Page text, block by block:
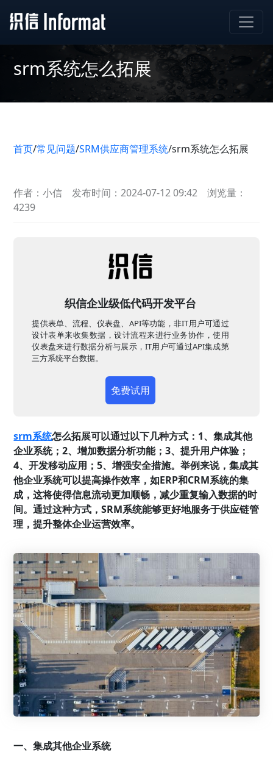
srm系统怎么拓展
首页/常见问题/SRM供应商管理系统/srm系统怎么拓展
作者：小信 发布时间：2024-07-12 09:42
浏览量：
4239
织信企业级低代码开发平台
提供表单、流程、仪表盘、API等功能，非IT用户可通过
设计表单来收集数据，设计流程来进行业务协作，使用
仪表盘来进行数据分析与展示，IT用户可通过API集成第
三方系统平台数据。
免费试用
srm系统怎么拓展可以通过以下几种方式：1、集成其他
企业系统；2、增加数据分析功能；3、提升用户体验；
4、开发移动应用；5、增强安全措施。举例来说，集成其
他企业系统可以提高操作效率，如ERP和CRM系统的集
成，这将使得信息流动更加顺畅，减少重复输入数据的时
间。通过这种方式，SRM系统能够更好地服务于供应链管
理，提升整体企业运营效率。
一、集成其他企业系统